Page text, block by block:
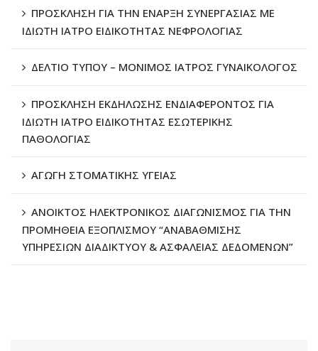
ΠΡΟΣΚΛΗΣΗ ΓΙΑ ΤΗΝ ΕΝΑΡΞΗ ΣΥΝΕΡΓΑΣΙΑΣ ΜΕ
ΙΔΙΩΤΗ ΙΑΤΡΟ ΕΙΔΙΚΟΤΗΤΑΣ ΝΕΦΡΟΛΟΓΙΑΣ
ΔΕΛΤΙΟ ΤΥΠΟΥ – ΜΟΝΙΜΟΣ ΙΑΤΡΟΣ ΓΥΝΑΙΚΟΛΟΓΟΣ
ΠΡΟΣΚΛΗΣΗ ΕΚΔΗΛΩΣΗΣ ΕΝΔΙΑΦΕΡΟΝΤΟΣ ΓΙΑ
ΙΔΙΩΤΗ ΙΑΤΡΟ ΕΙΔΙΚΟΤΗΤΑΣ ΕΣΩΤΕΡΙΚΗΣ
ΠΑΘΟΛΟΓΙΑΣ
ΑΓΩΓΗ ΣΤΟΜΑΤΙΚΗΣ ΥΓΕΙΑΣ
ΑΝΟΙΚΤΟΣ ΗΛΕΚΤΡΟΝΙΚΟΣ ΔΙΑΓΩΝΙΣΜΟΣ ΓΙΑ ΤΗΝ
ΠΡΟΜΗΘΕΙΑ ΕΞΟΠΛΙΣΜΟΥ “ΑΝΑΒΑΘΜΙΣΗΣ
ΥΠΗΡΕΣΙΩΝ ΔΙΑΔΙΚΤΥΟΥ & ΑΣΦΑΛΕΙΑΣ ΔΕΔΟΜΕΝΩΝ”